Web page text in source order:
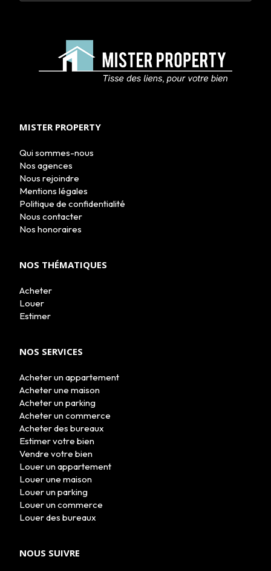
LE GROUPE
CONTACT
MISTER PROPERTY
Qui sommes-nous
Nos agences
Nous rejoindre
Mentions légales
Politique de confidentialité
Nous contacter
Nos honoraires
NOS THÉMATIQUES
Acheter
Louer
Estimer
NOS SERVICES
Acheter un appartement
Acheter une maison
Acheter un parking
Acheter un commerce
Acheter des bureaux
Estimer votre bien
Vendre votre bien
Louer un appartement
Louer une maison
Louer un parking
Louer un commerce
Louer des bureaux
NOUS SUIVRE